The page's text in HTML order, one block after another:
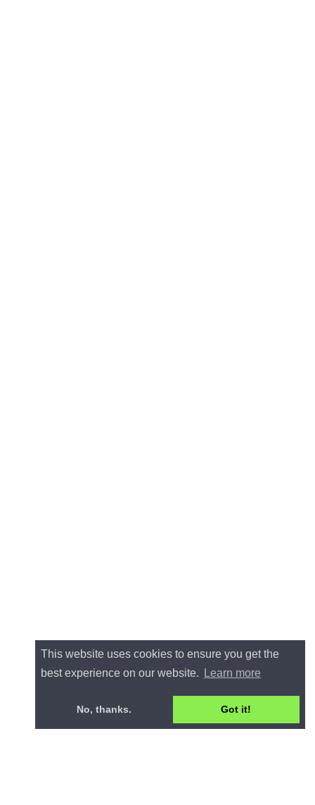
This website uses cookies to ensure you get the
best experience on our website.
Learn more
No, thanks. Got it!